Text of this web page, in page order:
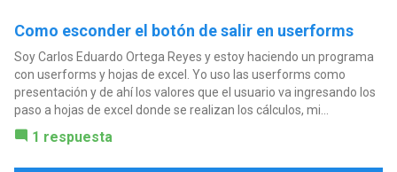
Como esconder el botón de salir en userforms
Soy Carlos Eduardo Ortega Reyes y estoy haciendo un programa
con userforms y hojas de excel. Yo uso las userforms como
presentación y de ahí los valores que el usuario va ingresando los
paso a hojas de excel donde se realizan los cálculos, mi...
1 respuesta